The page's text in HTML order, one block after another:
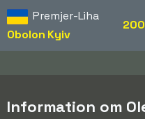
Premjer-Liha
Obolon Kyiv
Information om